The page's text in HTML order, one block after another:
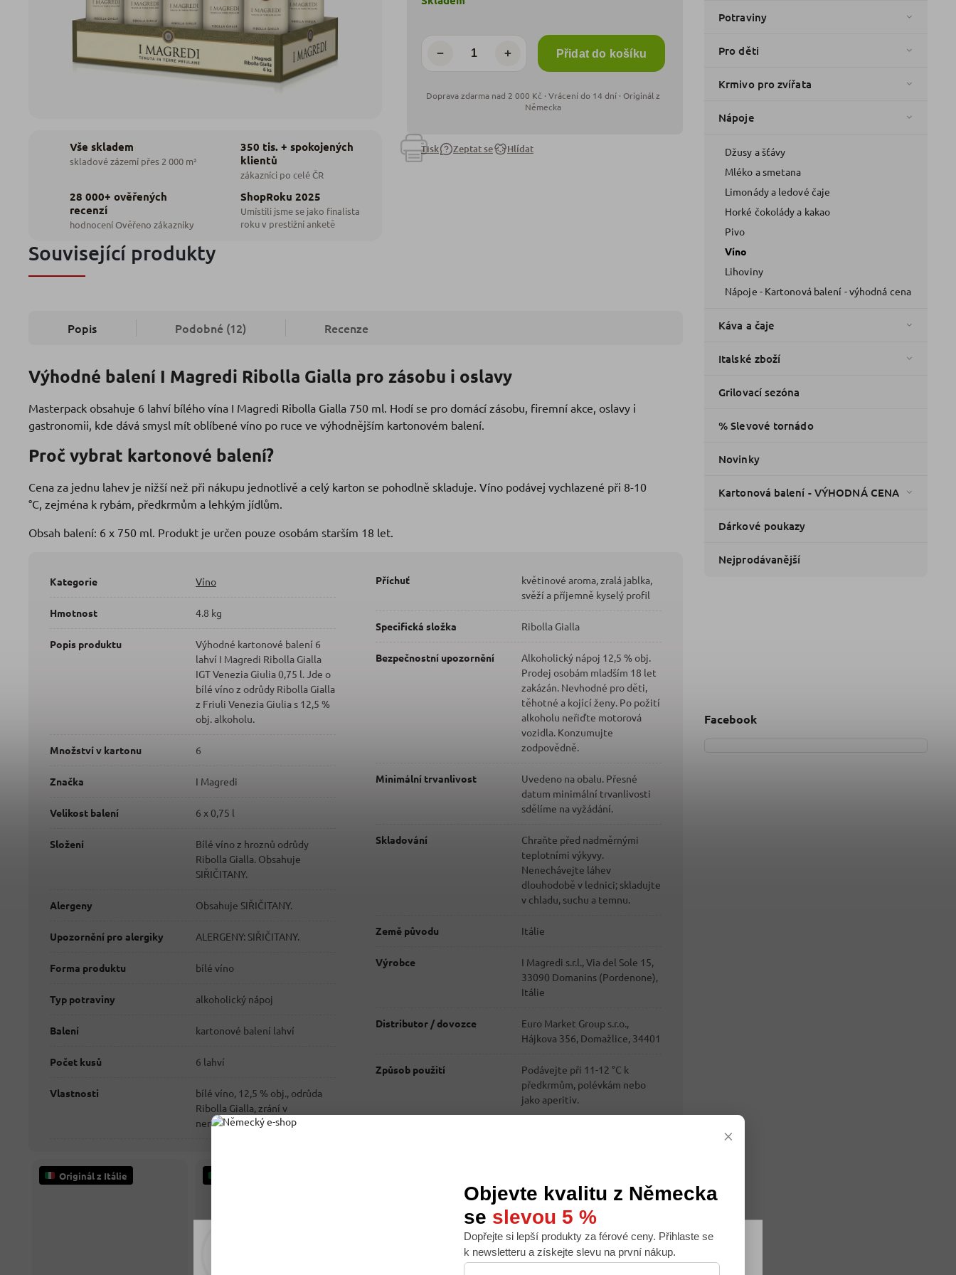
Rádi vám upravujeme nabídku na míru, ale abychom to zvládli, používáme k
tomu soubory cookie. Používáním tohoto webu s tím souhlasíte.
Souhlasím
Potraviny
Pro děti
Krmivo pro zvířata
Nápoje
Džusy a šťávy
Mléko a smetana
Limonády a ledové čaje
Horké čokolády a kakao
Pivo
Víno
Lihoviny
Nápoje - Kartonová balení - výhodná cena
Káva a čaje
Italské zboží
Grilovací sezóna
% Slevové tornádo
Novinky
Kartonová balení - VÝHODNÁ CENA
Dárkové poukazy
Nejprodávanější
Facebook
Vše skladem
skladové zázemí přes 2 000 m²
350 tis. + spokojených
klientů
zákazníci po celé ČR
28 000+ ověřených
recenzí
hodnocení Ověřeno zákazníky
ShopRoku 2025
Umístili jsme se jako finalista
roku v prestižní anketě
+
− Přidat do košíku
Tisk Zeptat se Hlídat
Související produkty
Popis Podobné (12) Recenze
Výhodné balení I Magredi Ribolla Gialla pro zásobu i oslavy
Masterpack obsahuje 6 lahví bílého vína I Magredi Ribolla Gialla 750 ml. Hodí se pro domácí zásobu, firemní akce, oslavy i
gastronomii, kde dává smysl mít oblíbené víno po ruce ve výhodnějším kartonovém balení.
Proč vybrat kartonové balení?
Cena za jednu lahev je nižší než při nákupu jednotlivě a celý karton se pohodlně skladuje. Víno podávej vychlazené při 8-10
°C, zejména k rybám, předkrmům a lehkým jídlům.
Obsah balení: 6 x 750 ml. Produkt je určen pouze osobám starším 18 let.
Kategorie Víno
Hmotnost 4.8 kg
Popis produktu
Výhodné kartonové balení 6
lahví I Magredi Ribolla Gialla
IGT Venezia Giulia 0,75 l. Jde o
bílé víno z odrůdy Ribolla Gialla
z Friuli Venezia Giulia s 12,5 %
obj. alkoholu.
Množství v kartonu 6
Značka I Magredi
Velikost balení 6 x 0,75 l
Složení
Bílé víno z hroznů odrůdy
Ribolla Gialla. Obsahuje
SIŘIČITANY.
Alergeny Obsahuje SIŘIČITANY.
Upozornění pro alergiky ALERGENY: SIŘIČITANY.
Forma produktu bílé víno
Typ potraviny alkoholický nápoj
Balení kartonové balení lahví
Počet kusů 6 lahví
Vlastnosti
bílé víno, 12,5 % obj., odrůda
Ribolla Gialla, zrání v
nerezových tancích
Příchuť
květinové aroma, zralá jablka,
svěží a příjemně kyselý profil
Specifická složka Ribolla Gialla
Bezpečnostní upozornění
Alkoholický nápoj 12,5 % obj.
Prodej osobám mladším 18 let
zakázán. Nevhodné pro děti,
těhotné a kojící ženy. Po požití
alkoholu neřiďte motorová
vozidla. Konzumujte
zodpovědně.
Minimální trvanlivost
Uvedeno na obalu. Přesné
datum minimální trvanlivosti
sdělíme na vyžádání.
Skladování
Chraňte před nadměrnými
teplotními výkyvy.
Nenechávejte láhev
dlouhodobě v lednici; skladujte
v chladu, suchu a temnu.
Země původu Itálie
Výrobce
I Magredi s.r.l., Via del Sole 15,
33090 Domanins (Pordenone),
Itálie
Distributor / dovozce
Euro Market Group s.r.o.,
Hájkova 356, Domažlice, 34401
Způsob použití
Podávejte při 11-12 °C k
předkrmům, polévkám nebo
jako aperitiv.
Originál z Itálie
×
Objevte kvalitu z Německa
se slevou 5 %
Dopřejte si lepší produkty za férové ceny. Přihlaste se
k newsletteru a získejte slevu na první nákup.